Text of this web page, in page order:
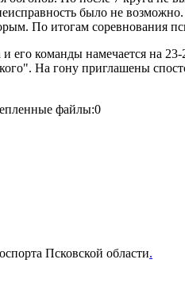
было не
По итогам соревнования
его команды намечается на
На гону приглашены
файлы:0
Псковской области.